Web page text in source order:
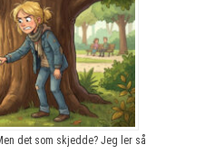
det som skjedde? Jeg ler så